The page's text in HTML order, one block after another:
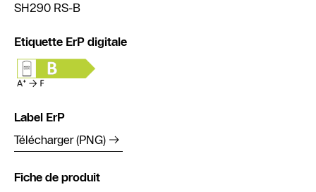
SH290 RS-B
Etiquette ErP digitale
Label ErP
Télécharger (PNG)
Fiche de produit